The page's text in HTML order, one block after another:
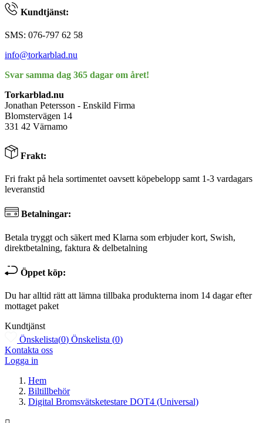
Kundtjänst:
SMS: 076-797 62 58
info@torkarblad.nu
Svar samma dag 365 dagar om året!
Torkarblad.nu
Jonathan Petersson - Enskild Firma
Blomstervägen 14
331 42 Värnamo
Frakt:
Fri frakt på hela sortimentet oavsett köpebelopp samt 1-3 vardagars
leveranstid
Betalningar:
Betala tryggt och säkert med Klarna som erbjuder kort, Swish,
direktbetalning, faktura & delbetalning
Öppet köp:
Du har alltid rätt att lämna tillbaka produkterna inom 14 dagar efter
mottaget paket
Kundtjänst
Önskelista(0) Önskelista (0)
Kontakta oss
Logga in
Hem
Biltillbehör
Digital Bromsvätsketestare DOT4 (Universal)